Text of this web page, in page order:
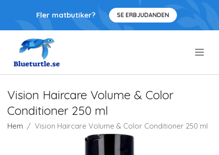
Fler matbutiker? SE ERBJUDANDEN
Vision Haircare Volume & Color
Conditioner 250 ml
Hem Vision Haircare Volume & Color Conditioner 250 ml